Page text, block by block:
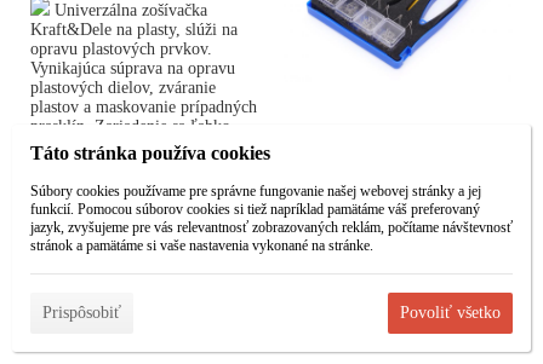
Univerzálna zošívačka
Kraft&Dele na plasty, slúži na
opravu plastových prvkov.
Vynikajúca súprava na opravu
plastových dielov, zváranie
plastov a maskovanie prípadných
prasklín. Zariadenie sa ľahko
používa a je praktické.
Zariadenie je vybavené až 200 ks
zváracích hrotov (4 druhy po 50
ks) rôznych tvarov
KD864
Táto stránka používa cookies
Súbory cookies používame pre správne fungovanie našej webovej stránky a jej
funkcií. Pomocou súborov cookies si tiež napríklad pamätáme váš preferovaný
jazyk, zvyšujeme pre vás relevantnosť zobrazovaných reklám, počítame návštevnosť
stránok a pamätáme si vaše nastavenia vykonané na stránke.
Prispôsobiť Povoliť všetko